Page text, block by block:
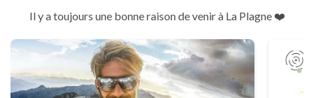
Il y a toujours une bonne raison de venir à La Plagne ❤️